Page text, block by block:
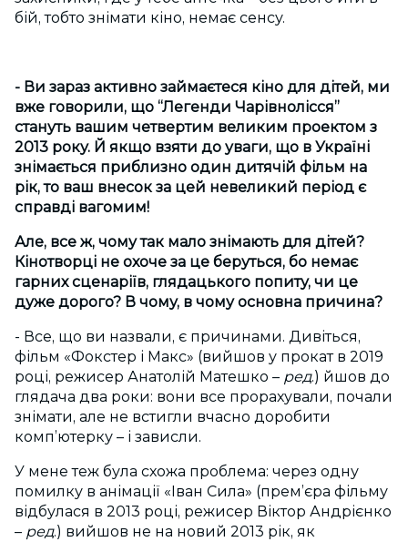
бій, тобто знімати кіно, немає сенсу.
- Ви зараз активно займаєтеся кіно для дітей, ми
вже говорили, що “Легенди Чарівнолісся”
стануть вашим четвертим великим проектом з
2013 року. Й якщо взяти до уваги, що в Україні
знімається приблизно один дитячій фільм на
рік, то ваш внесок за цей невеликий період є
справді вагомим!
Але, все ж, чому так мало знімають для дітей?
Кінотворці не охоче за це беруться, бо немає
гарних сценаріїв, глядацького попиту, чи це
дуже дорого? В чому, в чому основна причина?
- Все, що ви назвали, є причинами. Дивіться,
фільм «Фокстер і Макс» (вийшов у прокат в 2019
році, режисер Анатолій Матешко – ред.) йшов до
глядача два роки: вони все прорахували, почали
знімати, але не встигли вчасно доробити
комп’ютерку – і зависли.
У мене теж була схожа проблема: через одну
помилку в анімації «Іван Сила» (прем’єра фільму
відбулася в 2013 році, режисер Віктор Андрієнко
– ред.) вийшов не на новий 2013 рік, як